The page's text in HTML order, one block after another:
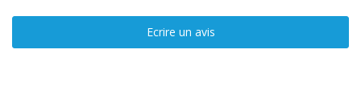
Ecrire un avis